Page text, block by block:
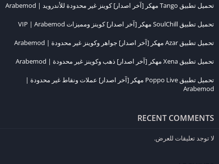
افتح متجرApp Storeعلى جهازك.
ابحث عن “Mudrunner” في شريط البحث.
اضغط على زر “تحميل” بعد اختيار النسخة الرسمية للعبة.
السلس.
اللعبة مصممة لتقديم تجربة ممتعة حتى على أجهزة الآيفون، مع تحسينات
متطلبات تشغيل لعبة Mudrunner على الجوال
تعد لعبةMudrunner
تحميل تطبيق Tango مهكر [آخر اصدار] كوينز غير محدودة للأندرويد | Arabemod
تحميل تطبيق SoulChill مهكر [آخر اصدار] كوينز ومميزات VIP | Arabemod
تحميل تطبيق Azar مهكر [آخر اصدار] جواهر وكوينز غير محدودة | Arabemod
تحميل تطبيق Xena مهكر [آخر اصدار] ذهب وكوينز غير محدودة | Arabemod
تحميل تطبيق Poppo Live مهكر [آخر اصدار] عملات ونقاط غير محدودة |
Arabemod
RECENT COMMENTS
لا توجد تعليقات للعرض.